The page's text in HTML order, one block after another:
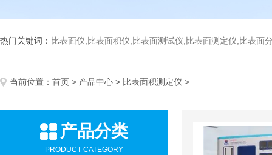
热门关键词： 比表面仪,比表面积仪,比表面测试仪,比表面测定仪,比表面分析仪,比表
当前位置： 首页 > 产品中心 > 比表面积测定仪 >
产品分类
PRODUCT CATEGORY